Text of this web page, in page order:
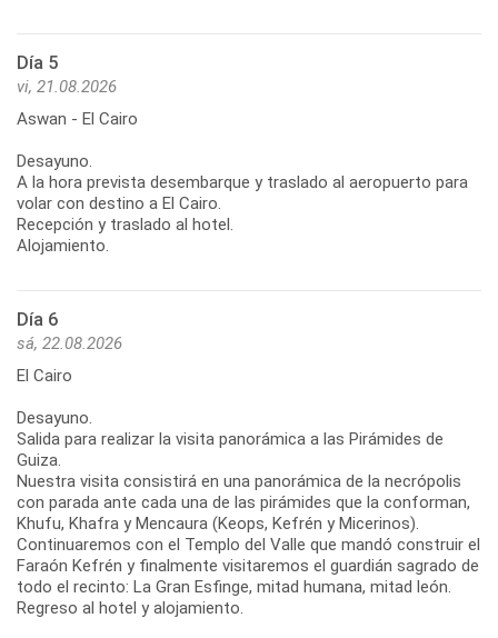
Día 5
vi, 21.08.2026
Aswan - El Cairo
Desayuno.
A la hora prevista desembarque y traslado al aeropuerto para
volar con destino a El Cairo.
Recepción y traslado al hotel.
Alojamiento.
Día 6
sá, 22.08.2026
El Cairo
Desayuno.
Salida para realizar la visita panorámica a las Pirámides de
Guiza.
Nuestra visita consistirá en una panorámica de la necrópolis
con parada ante cada una de las pirámides que la conforman,
Khufu, Khafra y Mencaura (Keops, Kefrén y Micerinos).
Continuaremos con el Templo del Valle que mandó construir el
Faraón Kefrén y finalmente visitaremos el guardián sagrado de
todo el recinto: La Gran Esfinge, mitad humana, mitad león.
Regreso al hotel y alojamiento.